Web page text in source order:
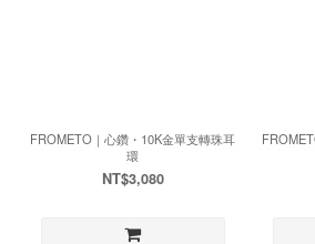
FROMETO｜心鑽・10K金單支轉珠耳
環
NT$3,080